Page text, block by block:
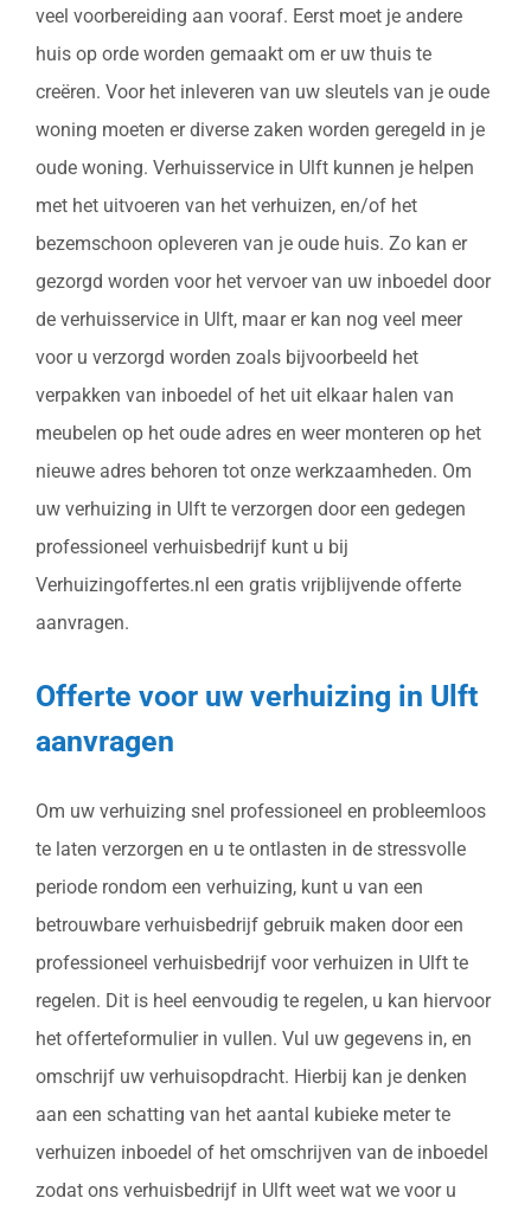
veel voorbereiding aan vooraf. Eerst moet je andere
huis op orde worden gemaakt om er uw thuis te
creëren. Voor het inleveren van uw sleutels van je oude
woning moeten er diverse zaken worden geregeld in je
oude woning. Verhuisservice in Ulft kunnen je helpen
met het uitvoeren van het verhuizen, en/of het
bezemschoon opleveren van je oude huis. Zo kan er
gezorgd worden voor het vervoer van uw inboedel door
de verhuisservice in Ulft, maar er kan nog veel meer
voor u verzorgd worden zoals bijvoorbeeld het
verpakken van inboedel of het uit elkaar halen van
meubelen op het oude adres en weer monteren op het
nieuwe adres behoren tot onze werkzaamheden. Om
uw verhuizing in Ulft te verzorgen door een gedegen
professioneel verhuisbedrijf kunt u bij
Verhuizingoffertes.nl een gratis vrijblijvende offerte
aanvragen.
Offerte voor uw verhuizing in Ulft
aanvragen
Om uw verhuizing snel professioneel en probleemloos
te laten verzorgen en u te ontlasten in de stressvolle
periode rondom een verhuizing, kunt u van een
betrouwbare verhuisbedrijf gebruik maken door een
professioneel verhuisbedrijf voor verhuizen in Ulft te
regelen. Dit is heel eenvoudig te regelen, u kan hiervoor
het offerteformulier in vullen. Vul uw gegevens in, en
omschrijf uw verhuisopdracht. Hierbij kan je denken
aan een schatting van het aantal kubieke meter te
verhuizen inboedel of het omschrijven van de inboedel
zodat ons verhuisbedrijf in Ulft weet wat we voor u